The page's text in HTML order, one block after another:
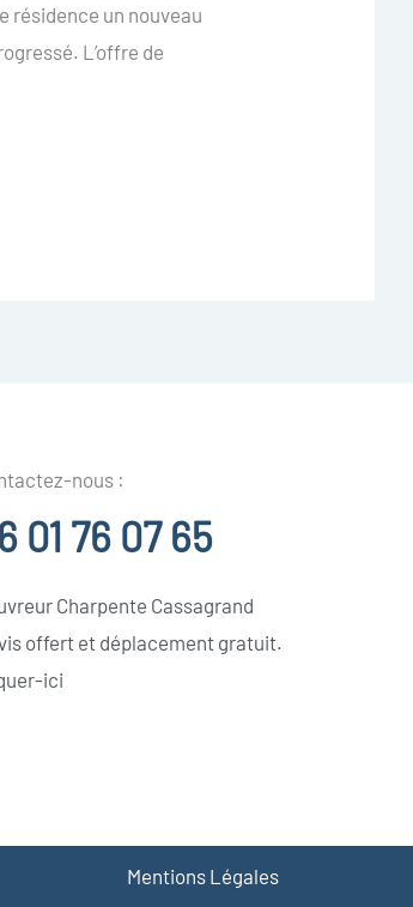
résidence un nouveau
L’offre de
nous :
01 76 07 65
Charpente Cassagrand
offert et déplacement gratuit.
ici
Mentions Légales